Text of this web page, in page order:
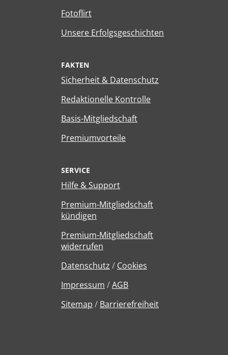
Fotoflirt
Unsere Erfolgsgeschichten
FAKTEN
Sicherheit & Datenschutz
Redaktionelle Kontrolle
Basis-Mitgliedschaft
Premiumvorteile
SERVICE
Hilfe & Support
Premium-Mitgliedschaft
kündigen
Premium-Mitgliedschaft
widerrufen
Datenschutz / Cookies
Impressum /AGB
Sitemap / Barrierefreiheit